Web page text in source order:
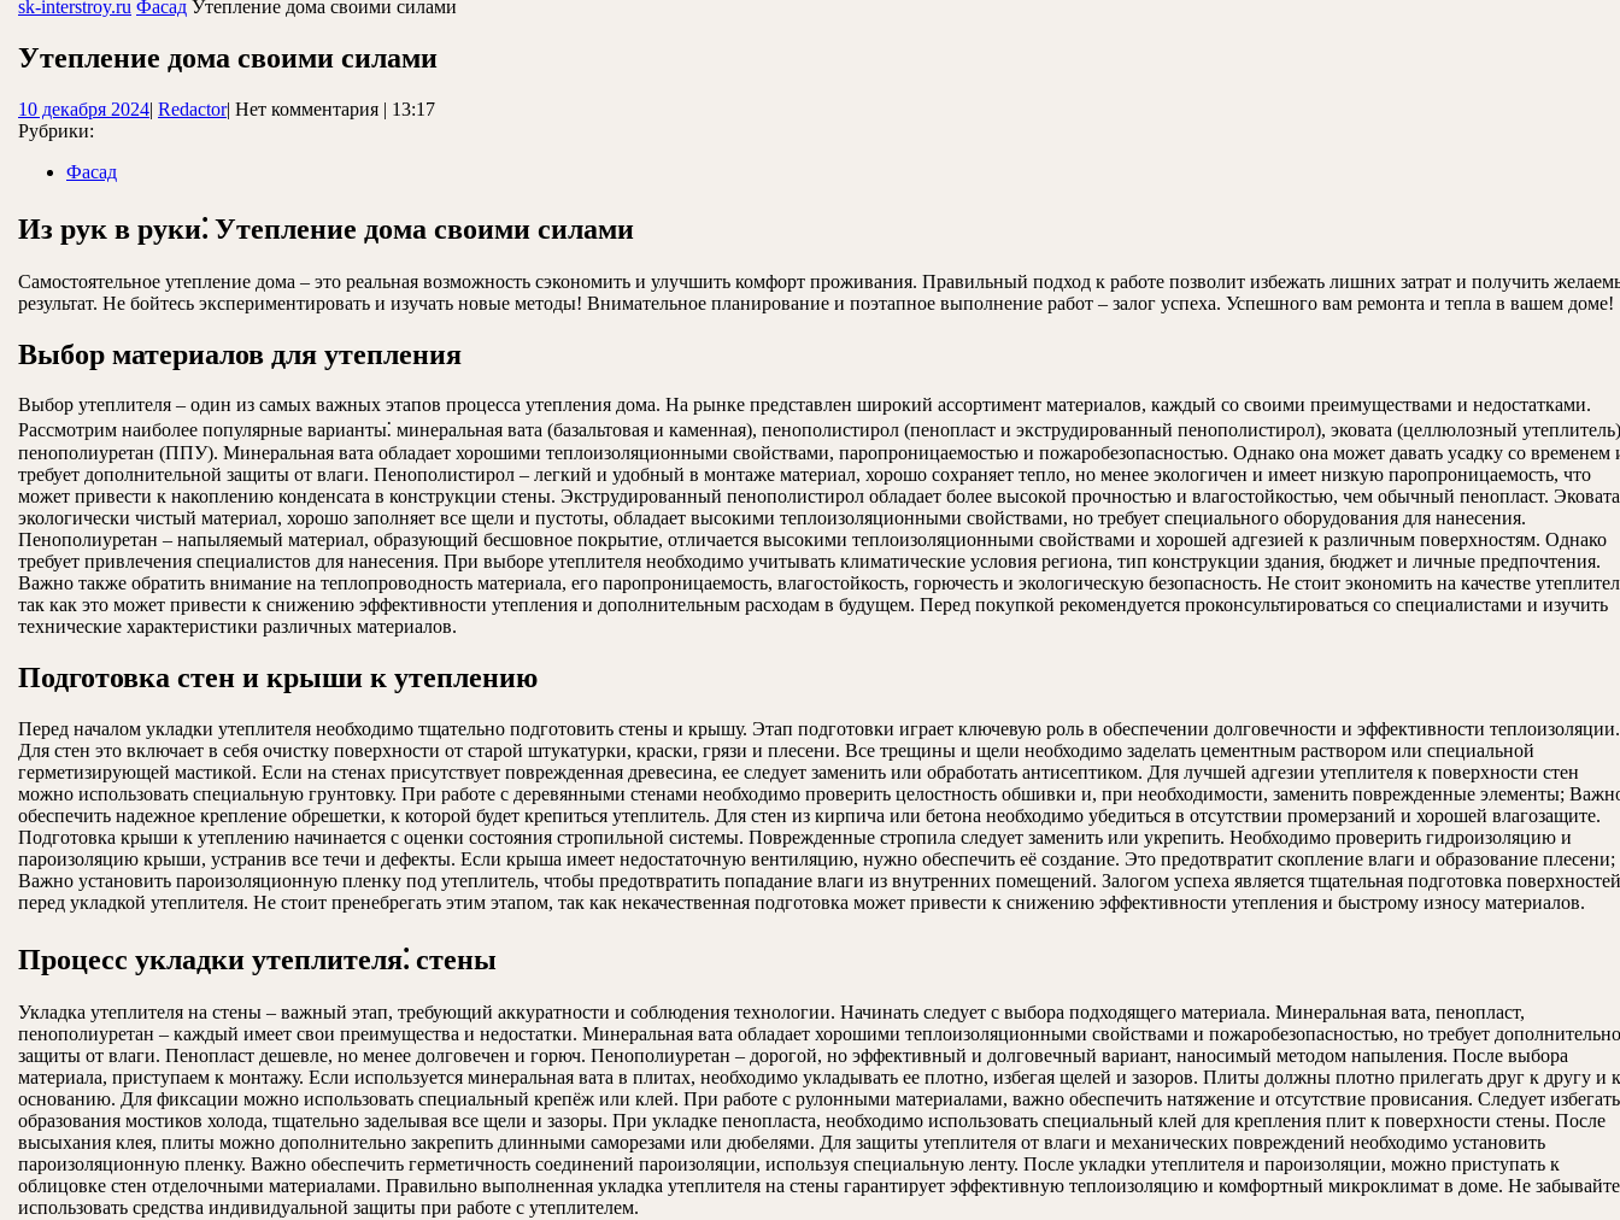
sk-interstroy.ru Фасад Утепление дома своими силами
Утепление дома своими силами
10 декабря 202410
| RedactorRedactor
| Нет комментария | 13:17
Рубрики:
Фасад
Из рук в руки⁚ Утепление дома своими силами
Самостоятельное утепление дома – это реальная возможность сэкономить и улучшить комфорт проживания. Правильный подход к работе позволит избежать лишних затрат и получить
результат. Не бойтесь экспериментировать и изучать новые методы! Внимательное планирование и поэтапное выполнение работ – залог успеха. Успешного вам ремонта и тепла в вашем доме!
Выбор материалов для утепления
Выбор утеплителя – один из самых важных этапов процесса утепления дома. На рынке представлен широкий ассортимент материалов, каждый со своими преимуществами и недостатками.
Рассмотрим наиболее популярные варианты⁚ минеральная вата (базальтовая и каменная), пенополистирол (пенопласт и экструдированный пенополистирол), эковата (целлюлозный
пенополиуретан (ППУ). Минеральная вата обладает хорошими теплоизоляционными свойствами, паропроницаемостью и пожаробезопасностью. Однако она может давать усадку со временем
требует дополнительной защиты от влаги. Пенополистирол – легкий и удобный в монтаже материал, хорошо сохраняет тепло, но менее экологичен и имеет низкую паропроницаемость, что
может привести к накоплению конденсата в конструкции стены. Экструдированный пенополистирол обладает более высокой прочностью и влагостойкостью, чем обычный пенопласт.
экологически чистый материал, хорошо заполняет все щели и пустоты, обладает высокими теплоизоляционными свойствами, но требует специального оборудования для нанесения.
Пенополиуретан – напыляемый материал, образующий бесшовное покрытие, отличается высокими теплоизоляционными свойствами и хорошей адгезией к различным поверхностям. Однако
требует привлечения специалистов для нанесения. При выборе утеплителя необходимо учитывать климатические условия региона, тип конструкции здания, бюджет и личные предпочтения.
Важно также обратить внимание на теплопроводность материала, его паропроницаемость, влагостойкость, горючесть и экологическую безопасность. Не стоит экономить на качестве
так как это может привести к снижению эффективности утепления и дополнительным расходам в будущем. Перед покупкой рекомендуется проконсультироваться со специалистами и изучить
технические характеристики различных материалов.
Подготовка стен и крыши к утеплению
Перед началом укладки утеплителя необходимо тщательно подготовить стены и крышу. Этап подготовки играет ключевую роль в обеспечении долговечности и эффективности теплоизоляции.
Для стен это включает в себя очистку поверхности от старой штукатурки, краски, грязи и плесени. Все трещины и щели необходимо заделать цементным раствором или специальной
герметизирующей мастикой. Если на стенах присутствует поврежденная древесина, ее следует заменить или обработать антисептиком. Для лучшей адгезии утеплителя к поверхности стен
можно использовать специальную грунтовку. При работе с деревянными стенами необходимо проверить целостность обшивки и, при необходимости, заменить поврежденные элементы;
обеспечить надежное крепление обрешетки, к которой будет крепиться утеплитель. Для стен из кирпича или бетона необходимо убедиться в отсутствии промерзаний и хорошей влагозащите.
Подготовка крыши к утеплению начинается с оценки состояния стропильной системы. Поврежденные стропила следует заменить или укрепить. Необходимо проверить гидроизоляцию и
пароизоляцию крыши, устранив все течи и дефекты. Если крыша имеет недостаточную вентиляцию, нужно обеспечить её создание. Это предотвратит скопление влаги и образование плесени;
Важно установить пароизоляционную пленку под утеплитель, чтобы предотвратить попадание влаги из внутренних помещений. Залогом успеха является тщательная подготовка поверхностей
перед укладкой утеплителя. Не стоит пренебрегать этим этапом, так как некачественная подготовка может привести к снижению эффективности утепления и быстрому износу материалов.
Процесс укладки утеплителя⁚ стены
Укладка утеплителя на стены – важный этап, требующий аккуратности и соблюдения технологии. Начинать следует с выбора подходящего материала. Минеральная вата, пенопласт,
пенополиуретан – каждый имеет свои преимущества и недостатки. Минеральная вата обладает хорошими теплоизоляционными свойствами и пожаробезопасностью, но требует
защиты от влаги. Пенопласт дешевле, но менее долговечен и горюч. Пенополиуретан – дорогой, но эффективный и долговечный вариант, наносимый методом напыления. После выбора
материала, приступаем к монтажу. Если используется минеральная вата в плитах, необходимо укладывать ее плотно, избегая щелей и зазоров. Плиты должны плотно прилегать друг к другу и к
основанию. Для фиксации можно использовать специальный крепёж или клей. При работе с рулонными материалами, важно обеспечить натяжение и отсутствие провисания. Следует избегать
образования мостиков холода, тщательно заделывая все щели и зазоры. При укладке пенопласта, необходимо использовать специальный клей для крепления плит к поверхности стены. После
высыхания клея, плиты можно дополнительно закрепить длинными саморезами или дюбелями. Для защиты утеплителя от влаги и механических повреждений необходимо установить
пароизоляционную пленку. Важно обеспечить герметичность соединений пароизоляции, используя специальную ленту. После укладки утеплителя и пароизоляции, можно приступать к
облицовке стен отделочными материалами. Правильно выполненная укладка утеплителя на стены гарантирует эффективную теплоизоляцию и комфортный микроклимат в доме. Не забывайте
использовать средства индивидуальной защиты при работе с утеплителем.